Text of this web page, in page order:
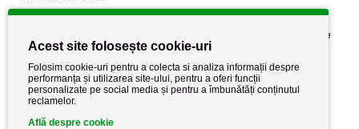
Politica de cookie
Politica de confidențialitate
Termeni si conditii
Acest site folosește cookie-uri
Folosim cookie-uri pentru a colecta si analiza informații despre
performanța și utilizarea site-ului, pentru a oferi funcții
personalizate pe social media și pentru a îmbunătăți conținutul
reclamelor.
Află despre cookie